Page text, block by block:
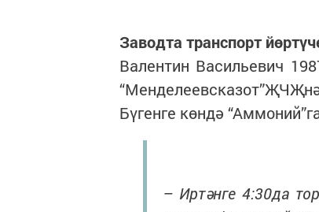
Заводта транспорт
Валентин Васильевич
Бүгенге көндә
– Иртәнге 4:30да